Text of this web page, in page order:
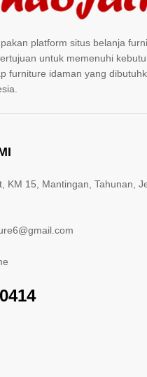
platform situs belanja
untuk memenuhi
furniture idaman yang
KM 15, Mantingan, Tahunan,